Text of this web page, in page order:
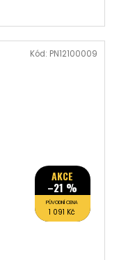
AKCE
–21 %
PŮVODNÍ CENA
1 091 Kč
Kód: PN12100009